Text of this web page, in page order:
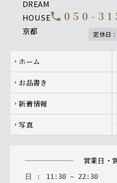
call 050-
定休日 :
Footer navigation
chevron_right ホーム
chevron_right お品書き
chevron_right 新着情報
chevron_right 写真
営業日
日 : 11 : 30 ~ 22 : 30